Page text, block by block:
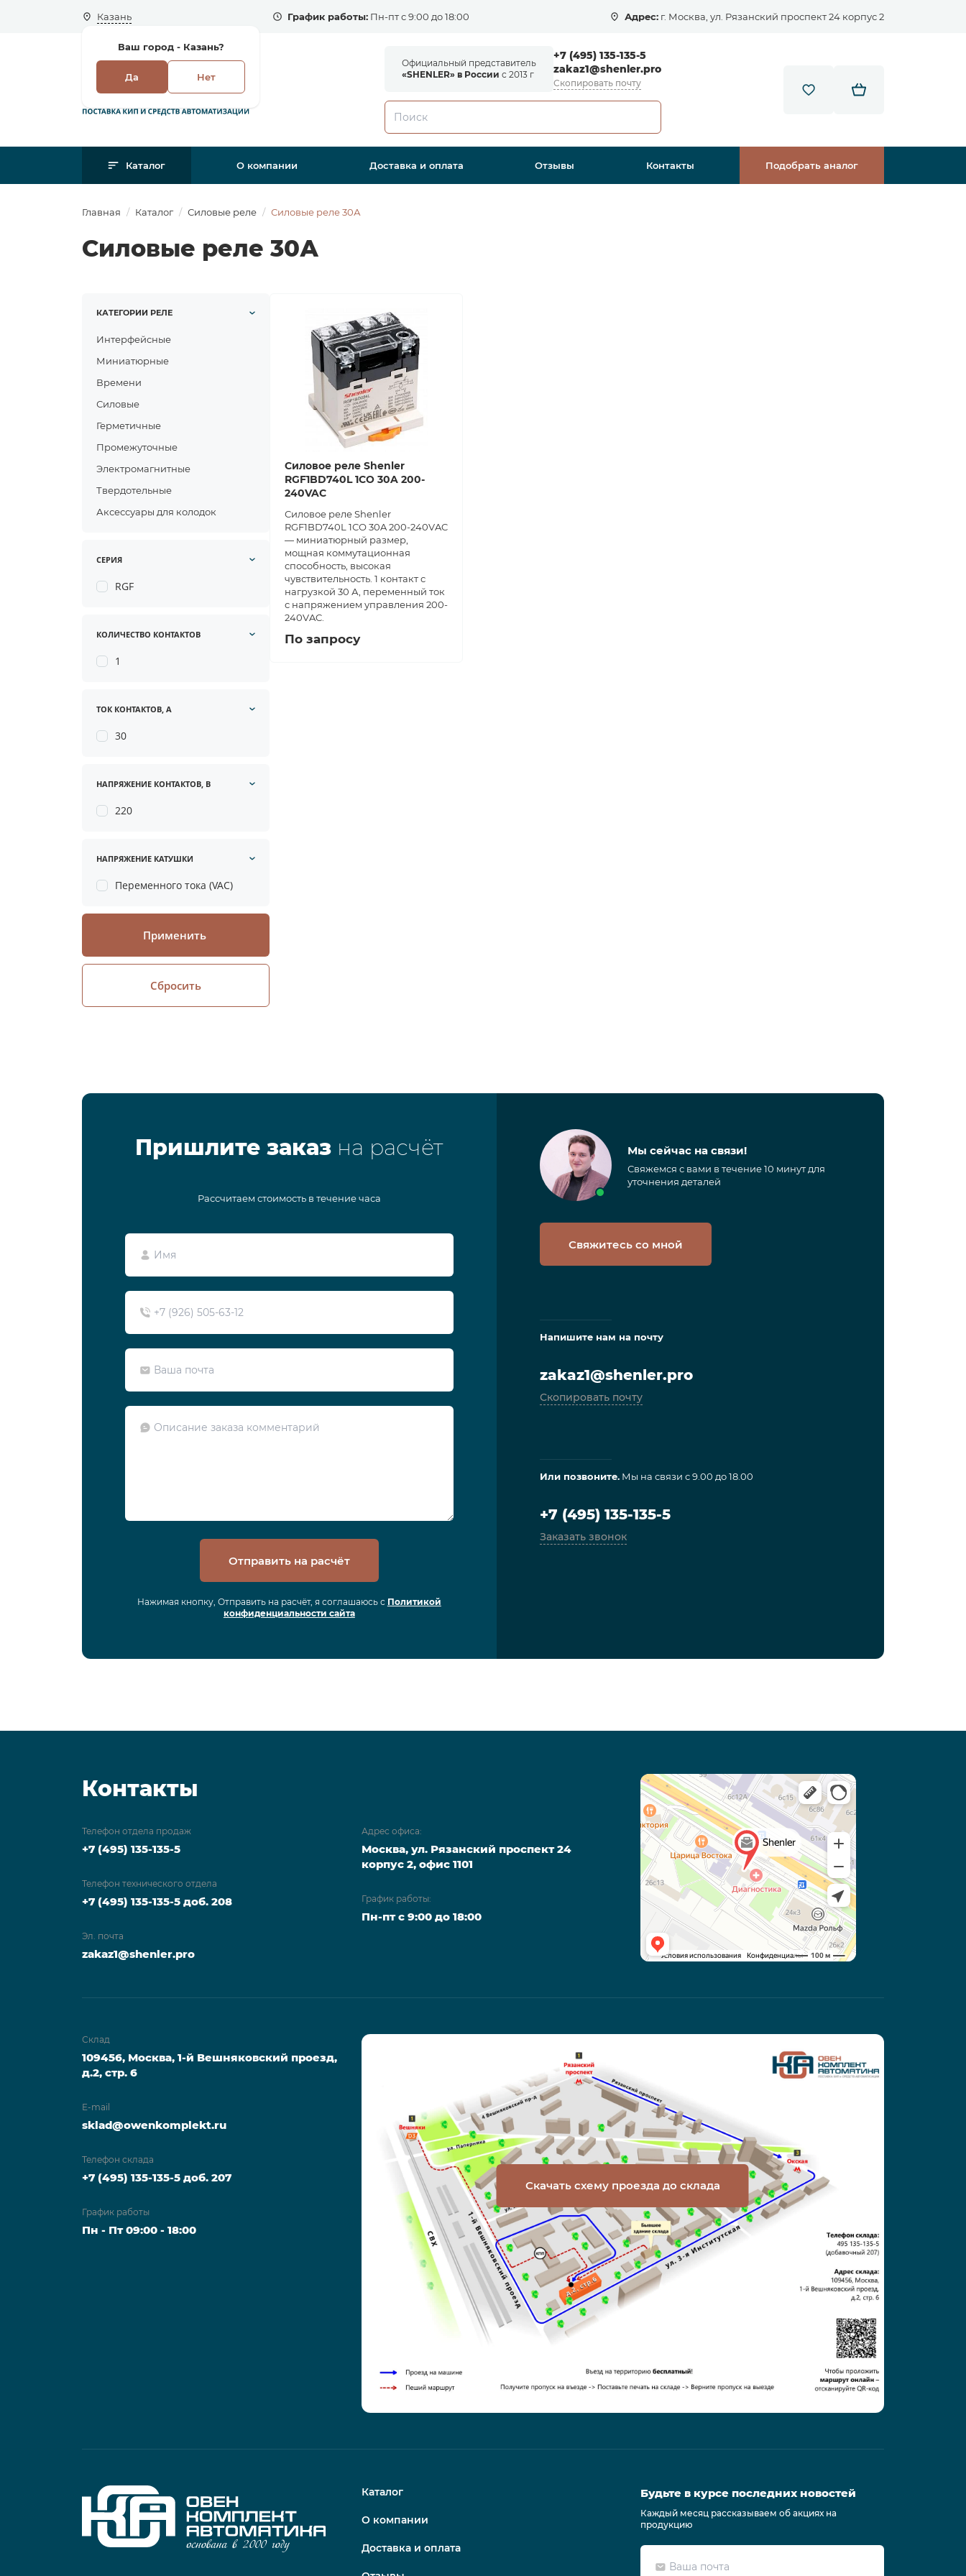
Казань
Ваш город - Казань?
Да Нет
График работы:Пн-пт с 9:00 до 18:00 Адрес: г. Москва, ул. Рязанский проспект 24 корпус 2
Официальный представитель
«SHENLER» в России с 2013 г
+7 (495) 135-135-5
zakaz1@shenler.pro
Скопировать почту
Каталог О компании Доставка и оплата Отзывы Контакты Подобрать аналог
Главная Каталог Силовые реле Силовые реле 30А
Силовые реле 30А
КАТЕГОРИИ РЕЛЕ
Интерфейсные
Миниатюрные
Времени
Силовые
Герметичные
Промежуточные
Электромагнитные
Твердотельные
Аксессуары для колодок
СЕРИЯ
RGF
КОЛИЧЕСТВО КОНТАКТОВ
1
ТОК КОНТАКТОВ, А
30
НАПРЯЖЕНИЕ КОНТАКТОВ, В
220
НАПРЯЖЕНИЕ КАТУШКИ
Переменного тока (VAC)
Применить
Сбросить
Силовое реле Shenler
RGF1BD740L 1СО 30A 200-
240VAC
Силовое реле Shenler
RGF1BD740L 1СО 30A 200-240VAC
— миниатюрный размер,
мощная коммутационная
способность, высокая
чувствительность. 1 контакт с
нагрузкой 30 А, переменный ток
с напряжением управления 200-
240VAC.
По запросу
Пришлите заказ на расчёт
Рассчитаем стоимость в течение часа
Отправить на расчёт
Нажимая кнопку, Отправить на расчёт, я соглашаюсь с Политикой
конфиденциальности сайта
Мы сейчас на связи!
Свяжемся с вами в течение 10 минут для
уточнения деталей
Свяжитесь со мной
Напишите нам на почту
zakaz1@shenler.pro
Скопировать почту
Или позвоните.Мы на связи с 9.00 до 18.00
+7 (495) 135-135-5
Заказать звонок
Контакты
Телефон отдела продаж
+7 (495) 135-135-5
Телефон технического отдела
+7 (495) 135-135-5 доб. 208
Эл. почта
zakaz1@shenler.pro
Адрес офиса:
Москва, ул. Рязанский проспект 24
корпус 2, офис 1101
График работы:
Пн-пт с 9:00 до 18:00
Склад
109456, Москва, 1-й Вешняковский проезд,
д.2, стр. 6
E-mail
sklad@owenkomplekt.ru
Телефон склада
+7 (495) 135-135-5 доб. 207
График работы
Пн - Пт 09:00 - 18:00
Скачать схему проезда до склада
Каталог
О компании
Доставка и оплата
Будьте в курсе последних новостей
Каждый месяц рассказываем об акциях на
продукцию